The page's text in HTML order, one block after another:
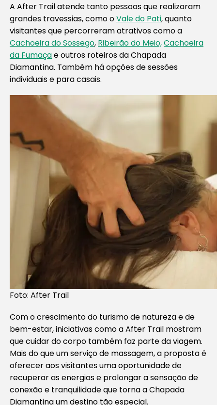
A After Trail atende tanto pessoas que realizaram
grandes travessias, como oVale do Pati, quanto
visitantes que percorreram atrativos como a
Cachoeira do Sossego, Ribeirão do Meio,Cachoeira
da Fumaçae outros roteiros da Chapada
Diamantina. Também há opções de sessões
individuais e para casais.
Foto: After Trail
Com o crescimento do turismo de natureza e de
bem-estar, iniciativas como a After Trail mostram
que cuidar do corpo também faz parte da viagem.
Mais do que um serviço de massagem, a proposta é
oferecer aos visitantes uma oportunidade de
recuperar as energias e prolongar a sensação de
conexão e tranquilidade que torna a Chapada
Diamantina um destino tão especial.